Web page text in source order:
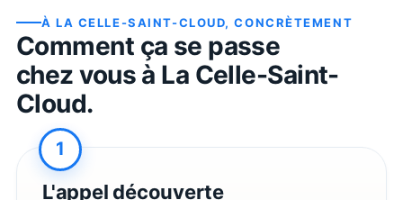
ÀLA CELLE-SAINT-CLOUD, CONCRÈTEMENT
Comment ça se passe
chez vous à La Celle-Saint-
Cloud.
1
L'appel découverte